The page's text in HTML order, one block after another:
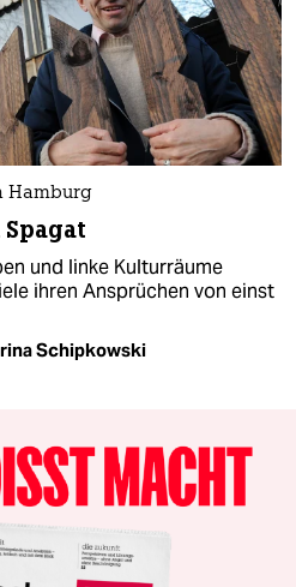
Hamburg
und linke Kulturräume
ihren Ansprüchen von einst
Schipkowski